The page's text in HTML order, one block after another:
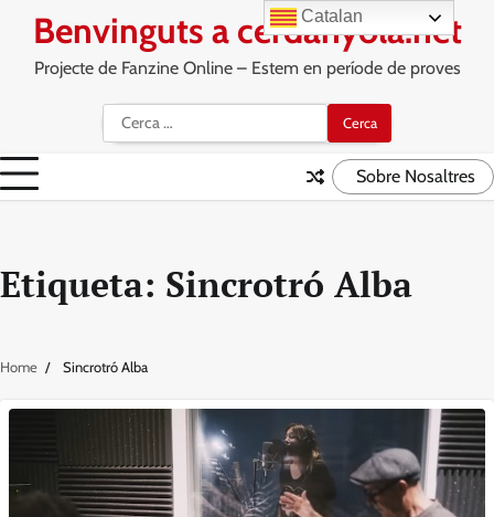
content
Benvinguts a cerdanyola.net
Projecte de Fanzine Online – Estem en període de proves
Cerca:
Sobre Nosaltres
Etiqueta: Sincrotró Alba
Home Sincrotró Alba
Catalan